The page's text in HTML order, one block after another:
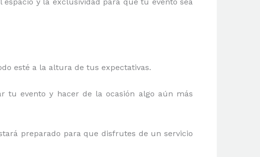
esté a la altura de tus expectativas.
tu evento y hacer de la ocasión algo aún más
preparado para que disfrutes de un servicio